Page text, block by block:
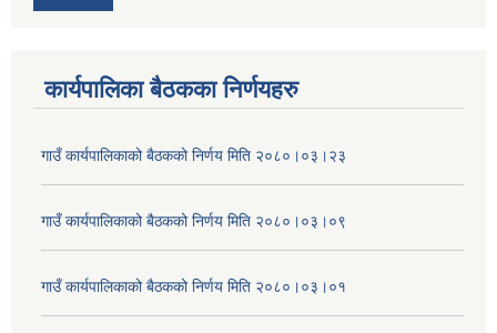
कार्यपालिका बैठकका निर्णयहरु
गाउँ कार्यपालिकाको बैठकको निर्णय मिति २०८०।०३।२३
गाउँ कार्यपालिकाको बैठकको निर्णय मिति २०८०।०३।०९
गाउँ कार्यपालिकाको बैठकको निर्णय मिति २०८०।०३।०१